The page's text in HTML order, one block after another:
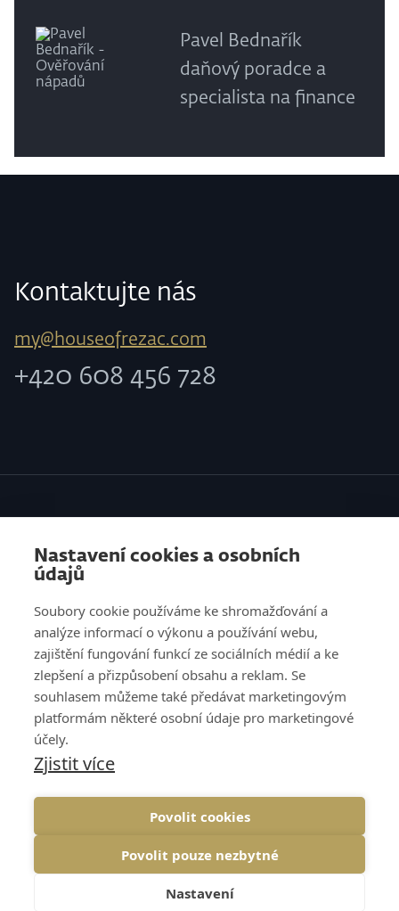
Nastavení cookies a osobních
údajů
Soubory cookie používáme ke shromažďování a
analýze informací o výkonu a používání webu,
zajištění fungování funkcí ze sociálních médií a ke
zlepšení a přizpůsobení obsahu a reklam. Se
souhlasem můžeme také předávat marketingovým
platformám některé osobní údaje pro marketingové
účely.
Zjistit více
Povolit cookies
Povolit pouze nezbytné
Nastavení
Pavel Bednařík
daňový poradce a
specialista na finance
Kontaktujte nás
my@houseofrezac.com
+420 608 456 728
O NÁS
REFERENCE
KARIÉRA
COOKIES GDPR NAHORU↑